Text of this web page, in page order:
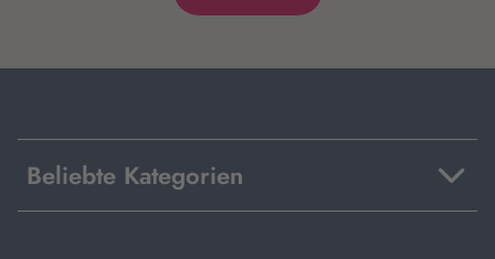
Beliebte Kategorien